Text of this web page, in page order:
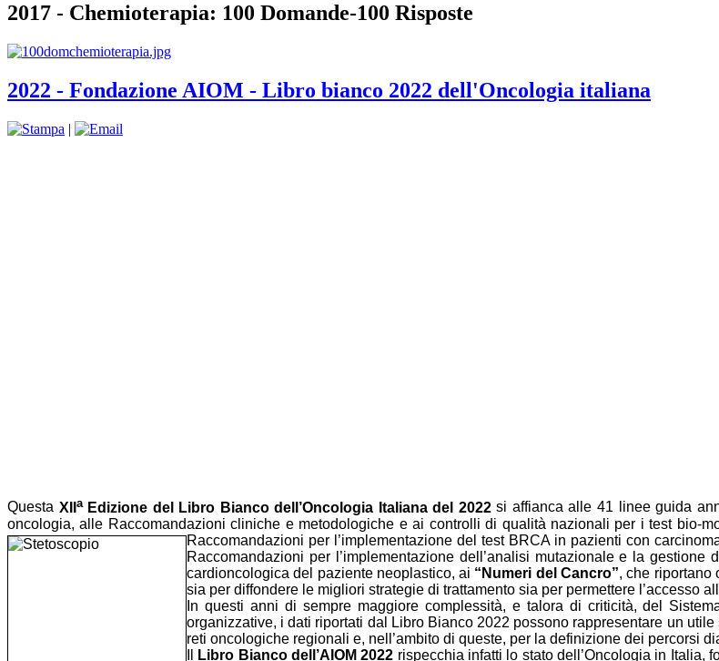
2017 - Chemioterapia: 100 Domande-100 Risposte
2022 - Fondazione AIOM - Libro bianco 2022 dell'Oncologia italiana
|
Questa XII aEdizione del Libro Bianco dell’Oncologia Italiana del 2022si affianca alle 41 linee guida
oncologia, alle Raccomandazioni cliniche e metodologiche e ai controlli di qualità nazionali per i test bio-
Raccomandazioni per l’implementazione del test BRCA in pazienti con
Raccomandazioni per l’implementazione dell’analisi mutazionale e la
cardioncologica del paziente neoplastico, ai “Numeri del Cancro”, che riportano
sia per diffondere le migliori strategie di trattamento sia per permettere l’accesso
In questi anni di sempre maggiore complessità, e talora di criticità, del
organizzative, i dati riportati dal Libro Bianco 2022 possono rappresentare un
reti oncologiche regionali e, nell’ambito di queste, per la definizione dei percorsi
Libro Bianco dell’AIOM 2022 rispecchia infatti lo stato dell’Oncologia in Italia,